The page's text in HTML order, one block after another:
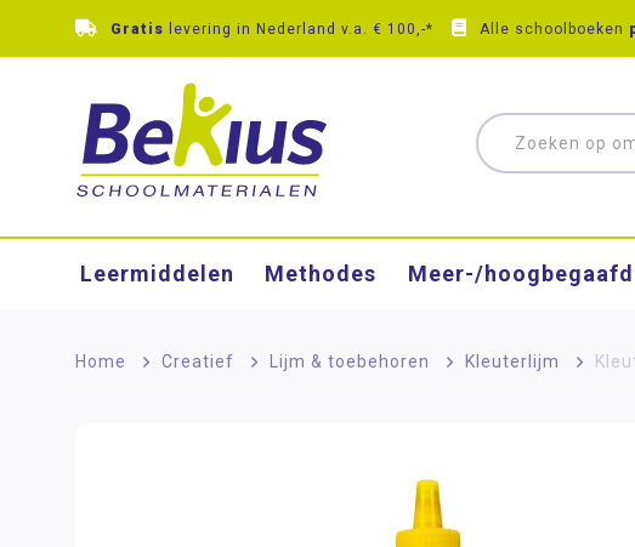
Gratis levering in Nederland v.a. € 100,-* Alle schoolboeken
Leermiddelen Methodes Meer-/
Home > Creatief > Lijm & toebehoren > Kleuterlijm >